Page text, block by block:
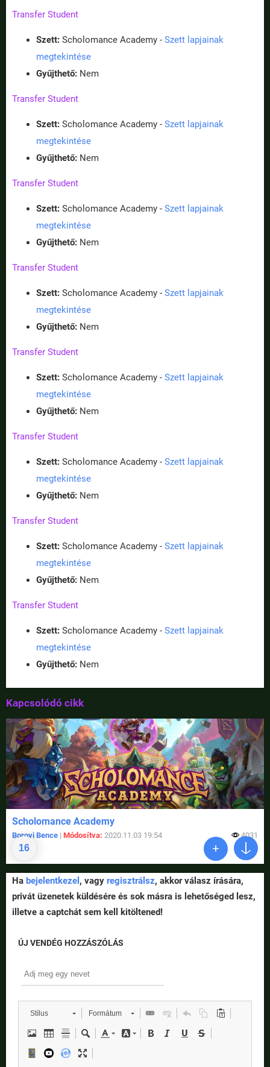
Transfer Student
Szett: Scholomance Academy - Szett lapjainak
megtekintése
Gyűjthető: Nem
Transfer Student
Szett: Scholomance Academy - Szett lapjainak
megtekintése
Gyűjthető: Nem
Transfer Student
Szett: Scholomance Academy - Szett lapjainak
megtekintése
Gyűjthető: Nem
Transfer Student
Szett: Scholomance Academy - Szett lapjainak
megtekintése
Gyűjthető: Nem
Transfer Student
Szett: Scholomance Academy - Szett lapjainak
megtekintése
Gyűjthető: Nem
Transfer Student
Szett: Scholomance Academy - Szett lapjainak
megtekintése
Gyűjthető: Nem
Transfer Student
Szett: Scholomance Academy - Szett lapjainak
megtekintése
Gyűjthető: Nem
Transfer Student
Szett: Scholomance Academy - Szett lapjainak
megtekintése
Gyűjthető: Nem
Kapcsolódó cikk
16
Scholomance Academy
Borovi Bence | Módosítva: 2020.11.03 19:54 4031
Ha bejelentkezel , vagy regisztrálsz, akkor válasz írására,
privát üzenetek küldésére és sok másra is lehetőséged lesz,
illetve a captchát sem kell kitöltened!
ÚJ VENDÉG HOZZÁSZÓLÁS
Stílus Formátum